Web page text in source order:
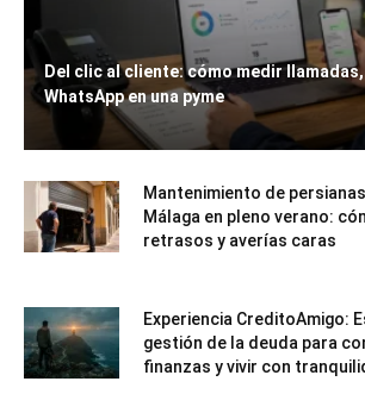
Del clic al cliente: cómo medir
WhatsApp en una pyme
Mantenimiento de
Málaga en pleno verano:
retrasos y averías caras
Experiencia CreditoAmigo:
gestión de la deuda para
finanzas y vivir con